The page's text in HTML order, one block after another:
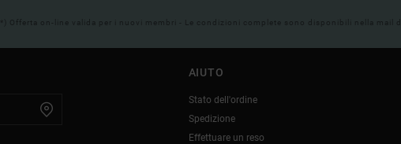
(*) Offerta on-line valida per i nuovi membri - Le condizioni complete sono disponibili nella mail
AIUTO
Stato dell'ordine
Spedizione
Effettuare un reso